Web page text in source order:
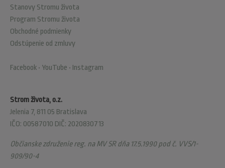
Strom života, o.z.
Jelenia 7, 811 05 Bratislava
IČO: 00587010 DIČ: 2020830713
Občianske združenie reg. na MV SR dňa 17.5.1990 pod č. VVS/1-
909/90-4
Stanovy Stromu života
Program Stromu života
Obchodné podmienky
Odstúpenie od zmluvy
Facebook • YouTube • Instagram